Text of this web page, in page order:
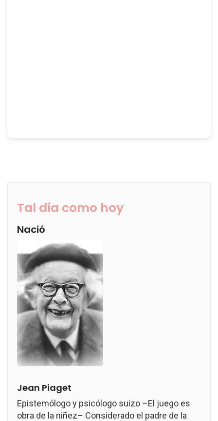
Tal día como hoy
Nació
Jean Piaget
Epistemólogo y psicólogo suizo –El juego es
obra de la niñez– Considerado el padre de la